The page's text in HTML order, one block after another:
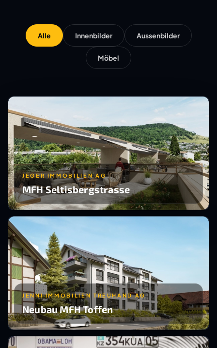
Alle Innenbilder Aussenbilder
Möbel
JEGER IMMOBILIEN AG
MFH Seltisbergstrasse
JENNI IMMOBILIEN TREUHAND AG
Neubau MFH Toffen